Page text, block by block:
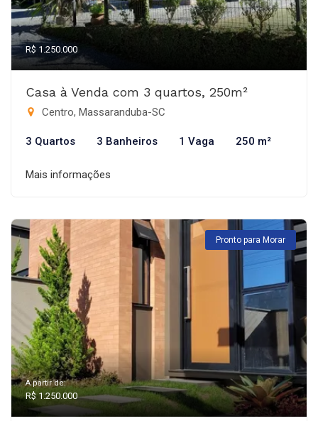
R$ 1.250.000
Casa à Venda com 3 quartos, 250m²
Centro, Massaranduba-SC
3 Quartos 3 Banheiros 1 Vaga 250 m²
Mais informações
Pronto para Morar
A partir de:
R$ 1.250.000